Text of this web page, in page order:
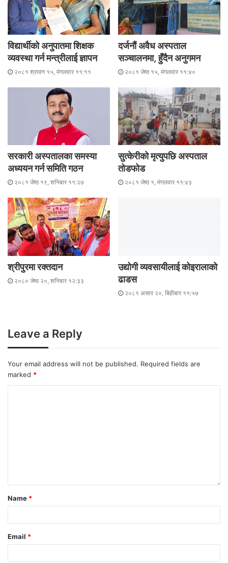
विद्यार्थीको अनुपातमा शिक्षक
व्यवस्था गर्न मन्त्रीलाई ज्ञापन
२०८१ श्रावण १५, मंगलवार ११:११
दर्जनौं अवैध अस्पताल
सञ्चालनमा, हुँदैन अनुगमन
२०८१ जेष्ठ १५, मंगलवार ११:४०
सरकारी अस्पतालका समस्या
अध्ययन गर्न समिति गठन
२०८१ जेष्ठ १९, शनिबार ११:२७
सुत्केरीको मृत्युपछि अस्पताल
तोडफोड
२०८१ जेष्ठ १, मंगलवार ११:४३
श्रीपुरमा रक्तदान
२०८० जेष्ठ २०, शनिबार १२:३३
उद्योगी व्यवसायीलाई कोइरालाको
ढाडस
२०८१ असार २०, बिहीबार ११:५७
Leave a Reply
Your email address will not be published. Required fields are
marked *
Name *
Email *